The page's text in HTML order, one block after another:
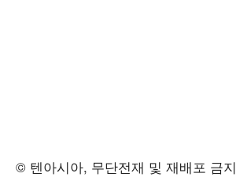
© 텐아시아, 무단전재 및 재배포 금지